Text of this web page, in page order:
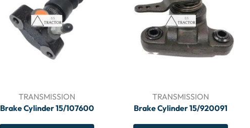
TRANSMISSION
Brake Cylinder 15/107600
TRANSMISSION
Brake Cylinder 15/920091